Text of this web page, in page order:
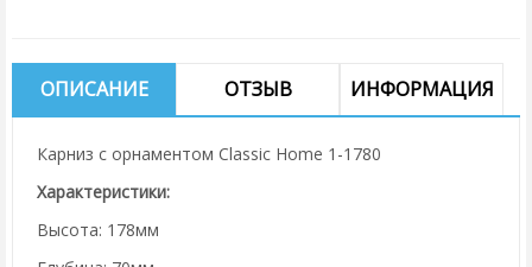
ОПИСАНИЕ ОТЗЫВ ИНФОРМАЦИЯ
Карниз с орнаментом Classic Home 1-1780
Характеристики:
Высота: 178мм